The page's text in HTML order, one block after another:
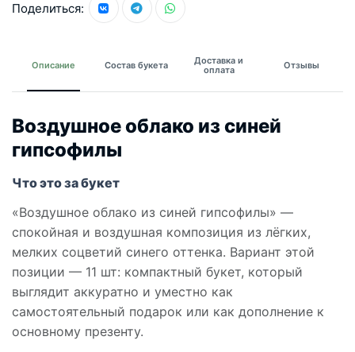
Поделиться:
Описание Состав букета
Доставка и
оплата
Отзывы
Воздушное облако из синей
гипсофилы
Что это за букет
«Воздушное облако из синей гипсофилы» —
спокойная и воздушная композиция из лёгких,
мелких соцветий синего оттенка. Вариант этой
позиции — 11 шт: компактный букет, который
выглядит аккуратно и уместно как
самостоятельный подарок или как дополнение к
основному презенту.